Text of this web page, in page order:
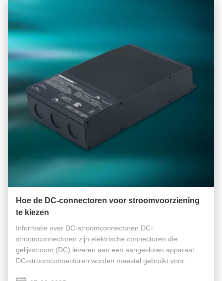
Hoe de DC-connectoren voor stroomvoorziening
te kiezen
Informatie over DC-stroomconnectoren DC-
stroomconnectoren zijn elektrische connectoren die
gelijkstroom (DC) leveren aan een aangesloten apparaat.
DC-stroomconnectoren worden meestal gebruikt voor